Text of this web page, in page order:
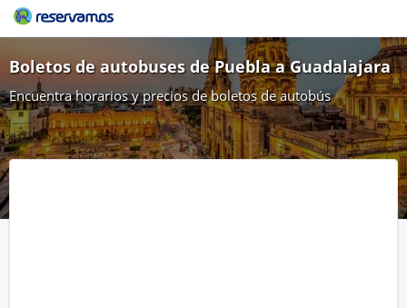
Boletos de autobuses de Puebla a Guadalajara
Encuentra horarios y precios de boletos de autobús